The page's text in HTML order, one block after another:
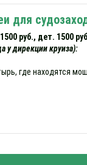
для
руб., дет. 1500
у дирекции круиза):
где находятся